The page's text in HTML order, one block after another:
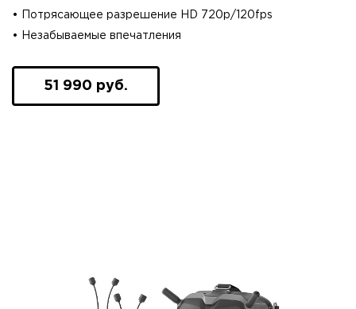
• Потрясающее разрешение HD 720p/120fps
• Незабываемые впечатления
51 990 руб.